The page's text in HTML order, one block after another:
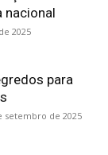
nacional
2025
para
setembro de 2025